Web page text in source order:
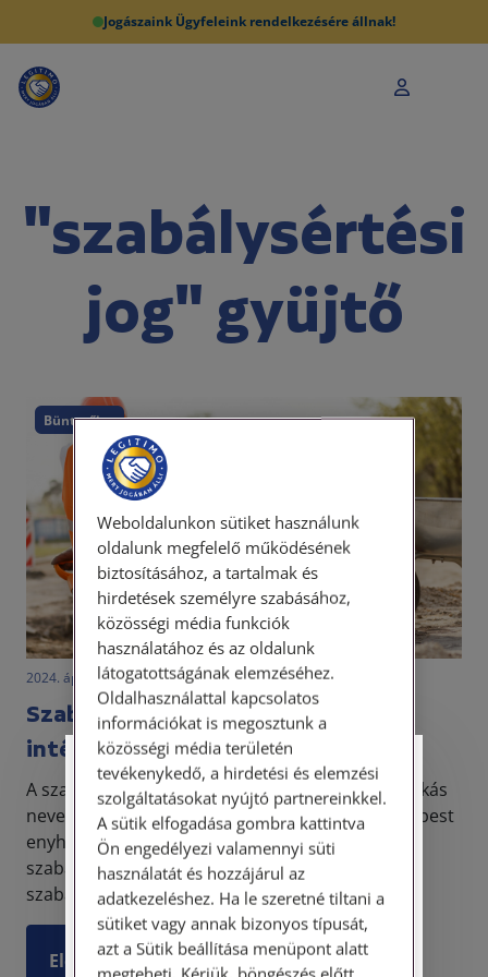
Jogászaink Ügyfeleink rendelkezésére állnak!
"szabálysértési
jog" gyüjtő
Büntetőjog
2024. április 17. • LegitiMoadmin
Szabálysértési büntetések és
intézkedések
A szabálysértési jogot „kis büntetőjognak” is szokás
nevezni. Tény, hogy a büntetőjog területéhez képest
enyhébb jogkövetkezmények jelennek meg a
szabálysértési eljárásban, ugyanakkor a
szabálysért...
Elolvasom
Személyes ügyfélfogadás
Tisztelt Ügyfeleink!
Személyes ügyfélszolgálatunk telefonon
történő előzetes időpontegyeztetés után,
szerdai napokon érhető el.
Címünk: 1087 Budapest, Hungária körút
30/A. 8. emelet. Pontos megközelítési
Weboldalunkon sütiket használunk
oldalunk megfelelő működésének
biztosításához, a tartalmak és
hirdetések személyre szabásához,
közösségi média funkciók
használatához és az oldalunk
látogatottságának elemzéséhez.
Oldalhasználattal kapcsolatos
információkat is megosztunk a
közösségi média területén
tevékenykedő, a hirdetési és elemzési
szolgáltatásokat nyújtó partnereinkkel.
A sütik elfogadása gombra kattintva
Ön engedélyezi valamennyi süti
használatát és hozzájárul az
adatkezeléshez. Ha le szeretné tiltani a
sütiket vagy annak bizonyos típusát,
azt a Sütik beállítása menüpont alatt